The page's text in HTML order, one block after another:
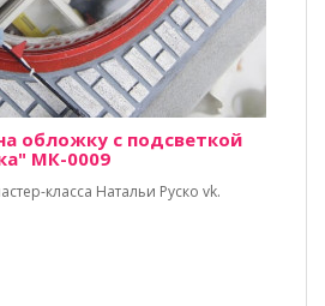
обложку с подсветкой
МК-0009
класса Натальи Руско vk.